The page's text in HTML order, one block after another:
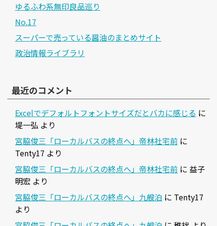
ゆるふわ系無印良品巡り
No.17
スーパーで売っている醤油のまとめサイト
政治情報ライブラリ
最近のコメント
Excelでデフォルトフォントサイズだとバカに感じる に
堤一弘 より
宮脇俊三「ローカルバスの終点へ」帝林社宅前 に
Tenty17 より
宮脇俊三「ローカルバスの終点へ」帝林社宅前 に 益子
明宏 より
宮脇俊三「ローカルバスの終点へ」九艘泊 に Tenty17
より